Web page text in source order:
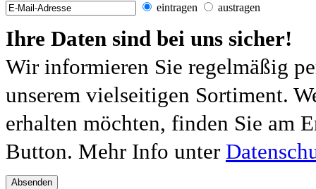
eintragen austragen
Ihre Daten sind bei uns sicher!
Wir informieren Sie regelmäßig
unserem vielseitigen Sortiment.
erhalten möchten, finden Sie am
Button. Mehr Info unter
Absenden